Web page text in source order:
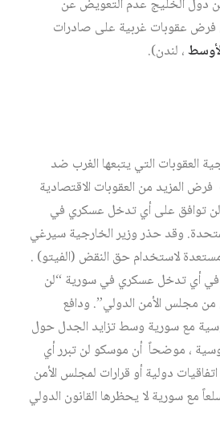
دول الخليج عدم التعويض عن
فرض عقوبات غربية على صادرات
، لندن).
العقوبات التي يتبعها الغرب ضد
المزيد من العقوبات الاقتصادية
لن توافق على أي تدخل عسكري في
وقد حذر وزير الخارجية سيرغي
لاستخدام حق النقض (الفيتو) .
في أي تدخل عسكري في سورية “لن
مجلس الأمن الدولي”. ودافع
مع سورية وسط تزايد الجدل حول
، موضحاً أن موسكو لن تبرر أي
دولية أو قرارات لمجلس الأمن
مع سورية لا يحظرها القانون الدولي